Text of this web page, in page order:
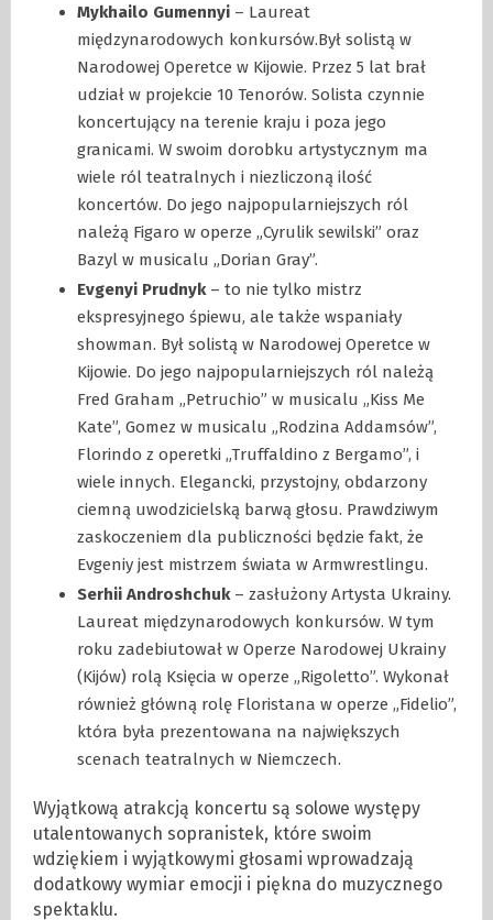
Mykhailo Gumennyi– Laureat
międzynarodowych konkursów.Był solistą w
Narodowej Operetce w Kijowie. Przez 5 lat brał
udział w projekcie 10 Tenorów. Solista czynnie
koncertujący na terenie kraju i poza jego
granicami. W swoim dorobku artystycznym ma
wiele ról teatralnych i niezliczoną ilość
koncertów. Do jego najpopularniejszych ról
należą Figaro w operze „Cyrulik sewilski” oraz
Bazyl w musicalu „Dorian Gray”.
Evgenyi Prudnyk– to nie tylko mistrz
ekspresyjnego śpiewu, ale także wspaniały
showman. Był solistą w Narodowej Operetce w
Kijowie. Do jego najpopularniejszych ról należą
Fred Graham „Petruchio” w musicalu „Kiss Me
Kate”, Gomez w musicalu „Rodzina Addamsów”,
Florindo z operetki „Truffaldino z Bergamo”, i
wiele innych. Elegancki, przystojny, obdarzony
ciemną uwodzicielską barwą głosu. Prawdziwym
zaskoczeniem dla publiczności będzie fakt, że
Evgeniy jest mistrzem świata w Armwrestlingu.
Serhii Androshchuk– zasłużony Artysta Ukrainy.
Laureat międzynarodowych konkursów. W tym
roku zadebiutował w Operze Narodowej Ukrainy
(Kijów) rolą Księcia w operze „Rigoletto”. Wykonał
również główną rolę Floristana w operze „Fidelio”,
która była prezentowana na największych
scenach teatralnych w Niemczech.
Wyjątkową atrakcją koncertu są solowe występy
utalentowanych sopranistek, które swoim
wdziękiem i wyjątkowymi głosami wprowadzają
dodatkowy wymiar emocji i piękna do muzycznego
spektaklu.